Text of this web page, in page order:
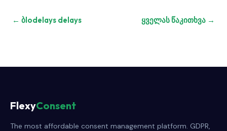
← ბlodelays delays ყველას წაკითხვა →
FlexyConsent
The most affordable consent management platform. GDPR,